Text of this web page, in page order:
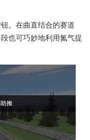
。在曲直结合的赛道
也可巧妙地利用氮气提